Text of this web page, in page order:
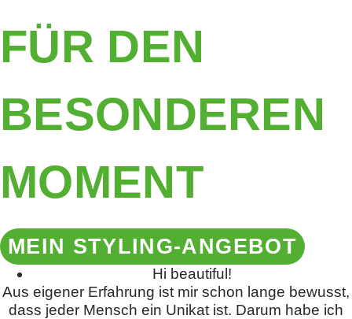
FÜR DEN
BESONDEREN
MOMENT
MEIN STYLING-ANGEBOT
Hi beautiful!
Aus eigener Erfahrung ist mir schon lange bewusst,
dass jeder Mensch ein Unikat ist. Darum habe ich